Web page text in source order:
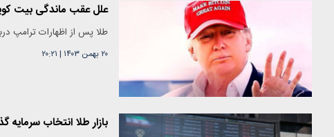
علل عقب ماندگی بیت
طلا پس از اظهارات ترامپ
۲۰ بهمن ۱۴۰۳ | ۲۰:۲۱
بازار طلا انتخاب